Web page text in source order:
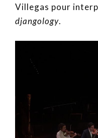
Villegas pour
djangology.